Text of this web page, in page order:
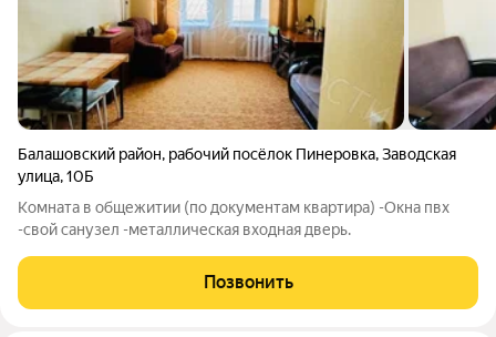
Балашовский район, рабочий посёлок Пинеровка,Заводская
улица,10Б
Комната в общежитии (по документам квартира) -Окна пвх
-свой санузел -металлическая входная дверь.
Позвонить